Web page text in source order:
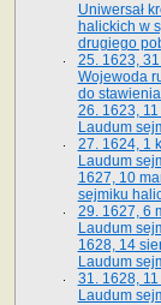
Uniwersał
halickich w
drugiego
25. 1623,
Wojewoda
do
26. 1623,
Laudum
27. 1624, 1
Laudum
1627, 10
sejmiku
29. 1627, 6
Laudum
1628, 14
Laudum
31. 1628,
Laudum